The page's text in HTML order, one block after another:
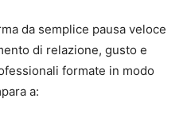
da semplice pausa veloce
di relazione, gusto e
formate in modo
a: